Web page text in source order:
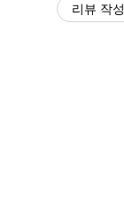
리뷰 작성